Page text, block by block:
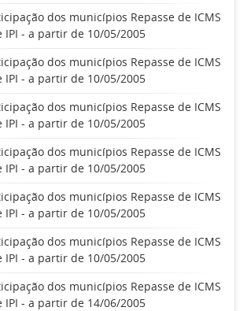
dos municípios Repasse de ICMS
IPI - a partir de 10/05/2005
dos municípios Repasse de ICMS
IPI - a partir de 10/05/2005
dos municípios Repasse de ICMS
IPI - a partir de 10/05/2005
dos municípios Repasse de ICMS
IPI - a partir de 10/05/2005
dos municípios Repasse de ICMS
IPI - a partir de 10/05/2005
dos municípios Repasse de ICMS
IPI - a partir de 10/05/2005
dos municípios Repasse de ICMS
IPI - a partir de 14/06/2005